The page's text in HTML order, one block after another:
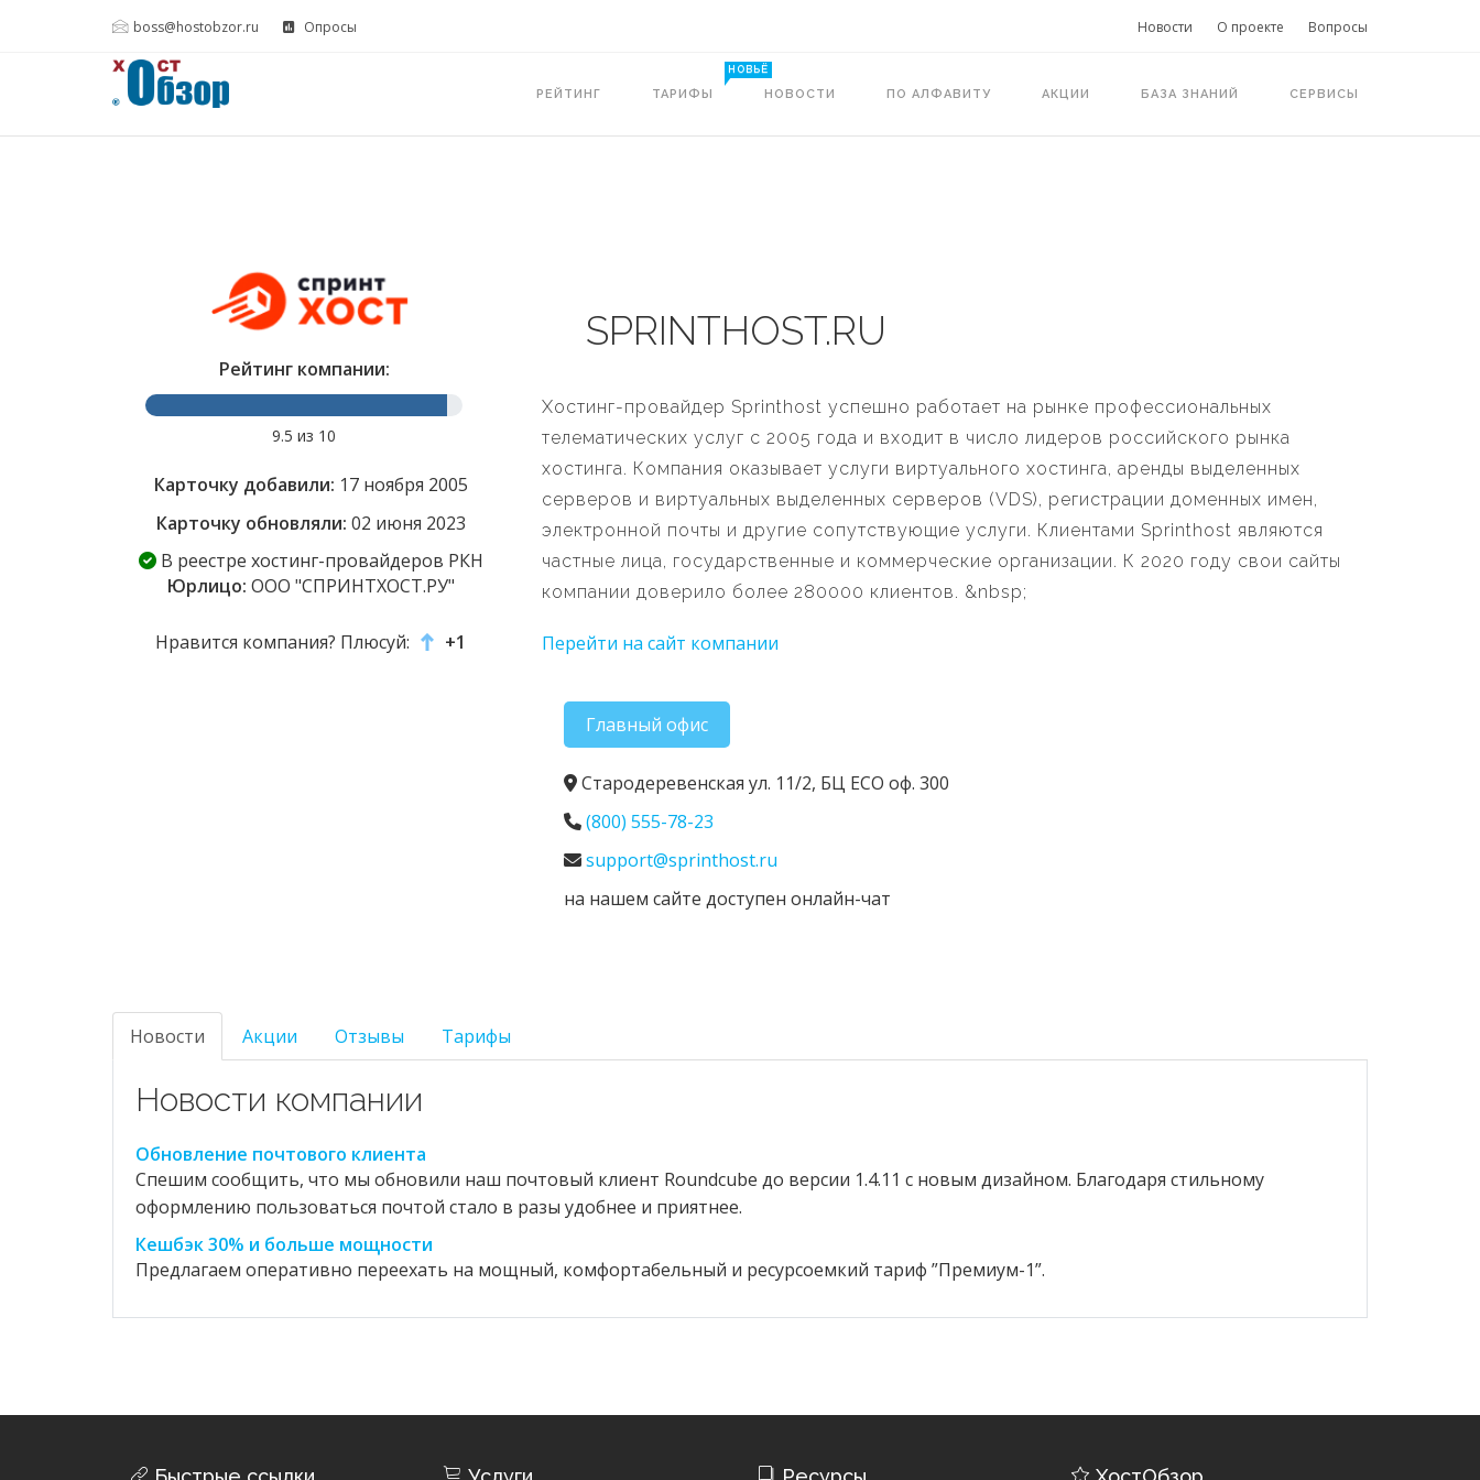
boss@hostobzor.ru Опросы Новости О проекте Вопросы
РЕЙТИНГ ТАРИФЫ
НОВЬЁ
НОВОСТИ ПО АЛФАВИТУ АКЦИИ БАЗА ЗНАНИЙ СЕРВИСЫ
Рейтинг компании:
9.5 из 10
Карточку добавили: 17 ноября 2005
Карточку обновляли: 02 июня 2023
В реестре хостинг-провайдеров РКН
Юрлицо: ООО "СПРИНТХОСТ.РУ"
Нравится компания? Плюсуй: +1
SPRINTHOST.RU
Хостинг-провайдер Sprinthost успешно работает на рынке профессиональных
телематических услуг с 2005 года и входит в число лидеров российского рынка
хостинга. Компания оказывает услуги виртуального хостинга, аренды выделенных
серверов и виртуальных выделенных серверов (VDS), регистрации доменных имен,
электронной почты и другие сопутствующие услуги. Клиентами Sprinthost являются
частные лица, государственные и коммерческие организации. К 2020 году свои сайты
компании доверило более 280000 клиентов. &nbsp;
Перейти на сайт компании
Главный офис
Стародеревенская ул. 11/2, БЦ ECO оф. 300
(800) 555-78-23
support@sprinthost.ru
на нашем сайте доступен онлайн-чат
Новости Акции Отзывы Тарифы
Новости компании
Обновление почтового клиента
Спешим сообщить, что мы обновили наш почтовый клиент Roundcube до версии 1.4.11 с новым дизайном. Благодаря стильному
оформлению пользоваться почтой стало в разы удобнее и приятнее.
Кешбэк 30% и больше мощности
Предлагаем оперативно переехать на мощный, комфортабельный и ресурсоемкий тариф ”Премиум-1”.